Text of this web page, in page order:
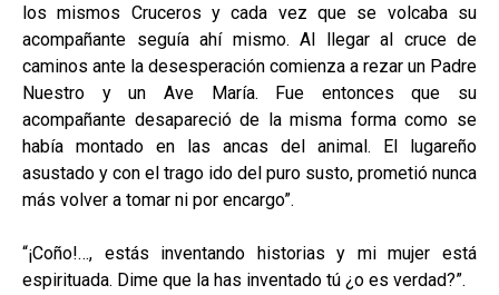
los mismos Cruceros y cada vez que se volcaba su
acompañante seguía ahí mismo. Al llegar al cruce de
caminos ante la desesperación comienza a rezar un Padre
Nuestro y un Ave María. Fue entonces que su
acompañante desapareció de la misma forma como se
había montado en las ancas del animal. El lugareño
asustado y con el trago ido del puro susto, prometió nunca
más volver a tomar ni por encargo”.
“¡Coño!…, estás inventando historias y mi mujer está
espirituada. Dime que la has inventado tú ¿o es verdad?”.